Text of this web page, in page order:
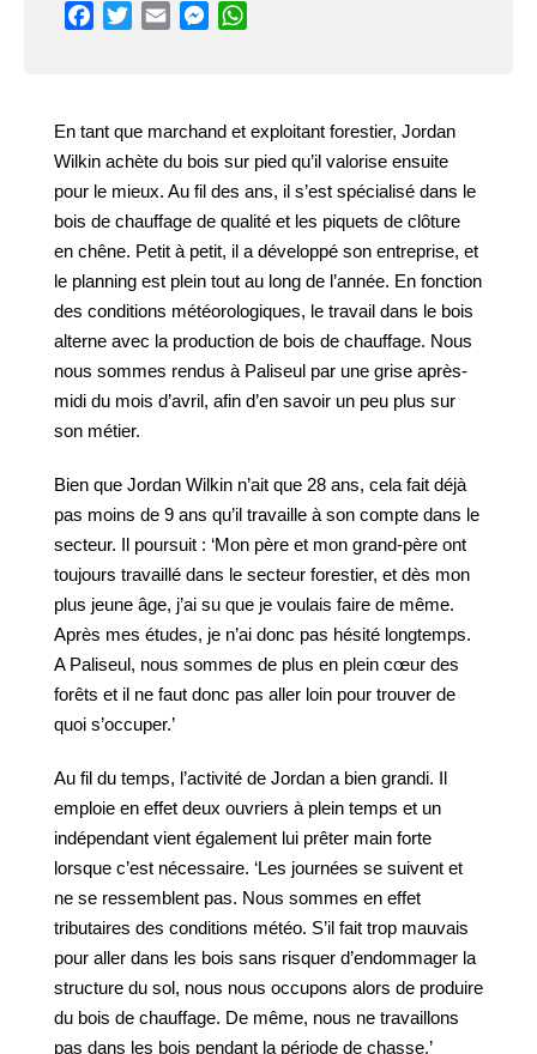
Facebook
TwitterEmail Messenger
En tant que marchand et exploitant forestier, Jordan
Wilkin achète du bois sur pied qu’il valorise ensuite
pour le mieux. Au fil des ans, il s’est spécialisé dans le
bois de chauffage de qualité et les piquets de clôture
en chêne. Petit à petit, il a développé son entreprise, et
le planning est plein tout au long de l’année. En fonction
des conditions météorologiques, le travail dans le bois
alterne avec la production de bois de chauffage. Nous
nous sommes rendus à Paliseul par une grise après-
midi du mois d’avril, afin d’en savoir un peu plus sur
son métier.
Bien que Jordan Wilkin n’ait que 28 ans, cela fait déjà
pas moins de 9 ans qu’il travaille à son compte dans le
secteur. Il poursuit : ‘Mon père et mon grand-père ont
toujours travaillé dans le secteur forestier, et dès mon
plus jeune âge, j’ai su que je voulais faire de même.
Après mes études, je n’ai donc pas hésité longtemps.
A Paliseul, nous sommes de plus en plein cœur des
forêts et il ne faut donc pas aller loin pour trouver de
quoi s’occuper.’
Au fil du temps, l’activité de Jordan a bien grandi. Il
emploie en effet deux ouvriers à plein temps et un
indépendant vient également lui prêter main forte
lorsque c’est nécessaire. ‘Les journées se suivent et
ne se ressemblent pas. Nous sommes en effet
tributaires des conditions météo. S’il fait trop mauvais
pour aller dans les bois sans risquer d’endommager la
structure du sol, nous nous occupons alors de produire
du bois de chauffage. De même, nous ne travaillons
pas dans les bois pendant la période de chasse.’